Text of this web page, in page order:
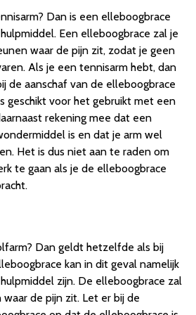
Dan is een elleboogbrace
Een elleboogbrace zal je
waar de pijn zit, zodat je geen
Als je een tennisarm hebt, dan
de aanschaf van de elleboogbrace
geschikt voor het gebruikt met een
rekening mee dat een
is en dat je arm wel
Het is dus niet aan te raden om
te gaan als je de elleboogbrace
Dan geldt hetzelfde als bij
kan in dit geval namelijk
zijn. De elleboogbrace zal
de pijn zit. Let er bij de